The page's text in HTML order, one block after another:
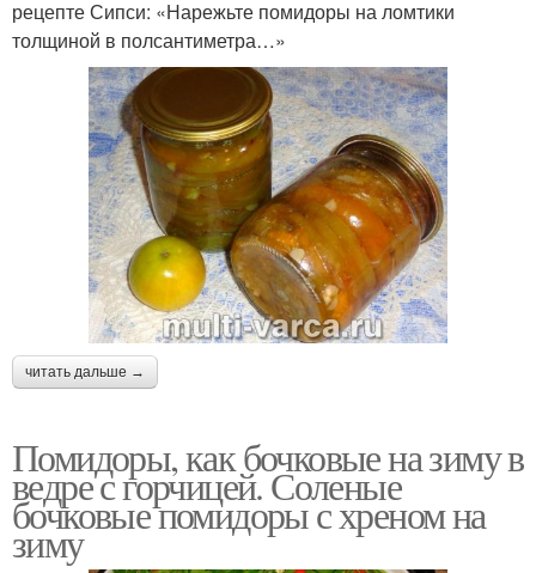
рецепте Сипси: «Нарежьте помидоры на ломтики
толщиной в полсантиметра…»
читать дальше →
Помидоры, как бочковые на зиму в
ведре с горчицей. Соленые
бочковые помидоры с хреном на
зиму